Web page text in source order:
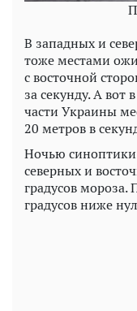
В западных и
тоже местами
с восточной
за секунду. А вот
части Украины
20 метров в
Ночью синоптики
северных и
градусов мороза.
градусов ниже